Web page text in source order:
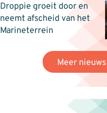
Droppie groeit door en
neemt afscheid van het
Marineterrein
Meer nieuws